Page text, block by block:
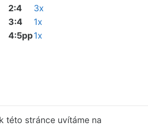
2:4
3x
3:4
1x
4:5pp1x
této stránce uvítáme na